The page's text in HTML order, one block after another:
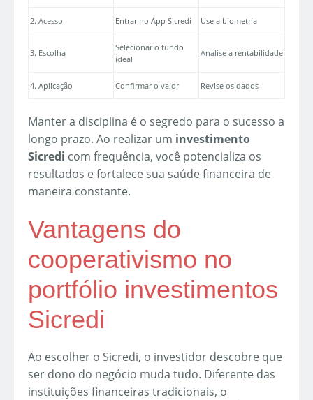
2. Acesso Entrar no App Sicredi Use a biometria
3. Escolha
Selecionar o fundo
ideal
Analise a rentabilidade
4. Aplicação Confirmar o valor Revise os dados
Manter a disciplina é o segredo para o sucesso a
longo prazo. Ao realizar um investimento
Sicredi com frequência, você potencializa os
resultados e fortalece sua saúde financeira de
maneira constante.
Vantagens do
cooperativismo no
portfólio investimentos
Sicredi
Ao escolher o Sicredi, o investidor descobre que
ser dono do negócio muda tudo. Diferente das
instituições financeiras tradicionais, o